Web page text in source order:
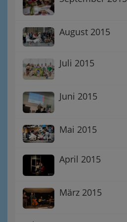
August 2015
Juli 2015
Juni 2015
Mai 2015
April 2015
März 2015